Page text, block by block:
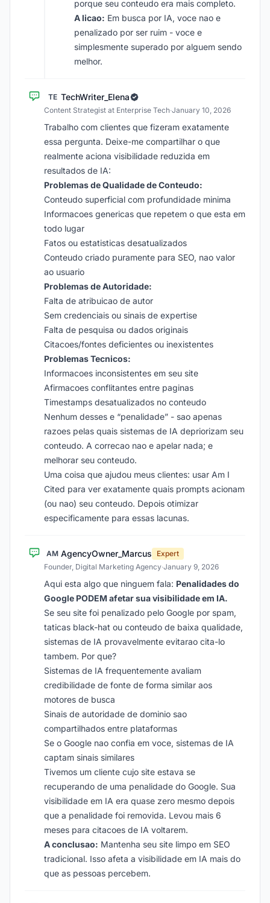
porque seu conteudo era mais completo.
A licao: Em busca por IA, voce nao e
penalizado por ser ruim - voce e
simplesmente superado por alguem sendo
melhor.
TE TechWriter_Elena
Content Strategist at Enterprise Tech·January 10, 2026
Trabalho com clientes que fizeram exatamente
essa pergunta. Deixe-me compartilhar o que
realmente aciona visibilidade reduzida em
resultados de IA:
Problemas de Qualidade de Conteudo:
Conteudo superficial com profundidade minima
Informacoes genericas que repetem o que esta em
todo lugar
Fatos ou estatisticas desatualizados
Conteudo criado puramente para SEO, nao valor
ao usuario
Problemas de Autoridade:
Falta de atribuicao de autor
Sem credenciais ou sinais de expertise
Falta de pesquisa ou dados originais
Citacoes/fontes deficientes ou inexistentes
Problemas Tecnicos:
Informacoes inconsistentes em seu site
Afirmacoes conflitantes entre paginas
Timestamps desatualizados no conteudo
Nenhum desses e “penalidade” - sao apenas
razoes pelas quais sistemas de IA depriorizam seu
conteudo. A correcao nao e apelar nada; e
melhorar seu conteudo.
Uma coisa que ajudou meus clientes: usar Am I
Cited para ver exatamente quais prompts acionam
(ou nao) seu conteudo. Depois otimizar
especificamente para essas lacunas.
AM AgencyOwner_Marcus
Expert
Founder, Digital Marketing Agency·January 9, 2026
Aqui esta algo que ninguem fala: Penalidades do
Google PODEM afetar sua visibilidade em IA.
Se seu site foi penalizado pelo Google por spam,
taticas black-hat ou conteudo de baixa qualidade,
sistemas de IA provavelmente evitarao cita-lo
tambem. Por que?
Sistemas de IA frequentemente avaliam
credibilidade de fonte de forma similar aos
motores de busca
Sinais de autoridade de dominio sao
compartilhados entre plataformas
Se o Google nao confia em voce, sistemas de IA
captam sinais similares
Tivemos um cliente cujo site estava se
recuperando de uma penalidade do Google. Sua
visibilidade em IA era quase zero mesmo depois
que a penalidade foi removida. Levou mais 6
meses para citacoes de IA voltarem.
A conclusao: Mantenha seu site limpo em SEO
tradicional. Isso afeta a visibilidade em IA mais do
que as pessoas percebem.